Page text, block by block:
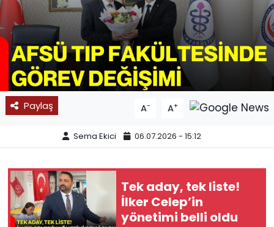
Paylaş A- A+
Sema Ekici 06.07.2026 - 15:12
Tek aday, tek liste!
İlker Celep’in
yönetimi belli oldu
SPOR
11:11 MANŞET